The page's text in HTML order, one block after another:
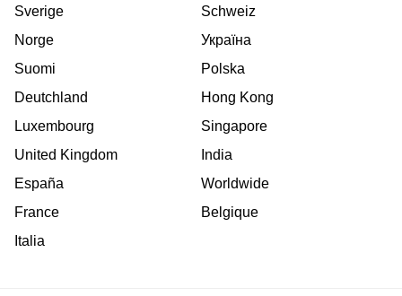
Sverige
Norge
Suomi
Deutchland
Luxembourg
United Kingdom
España
France
Italia
Schweiz
Україна
Polska
Hong Kong
Singapore
India
Worldwide
Belgique